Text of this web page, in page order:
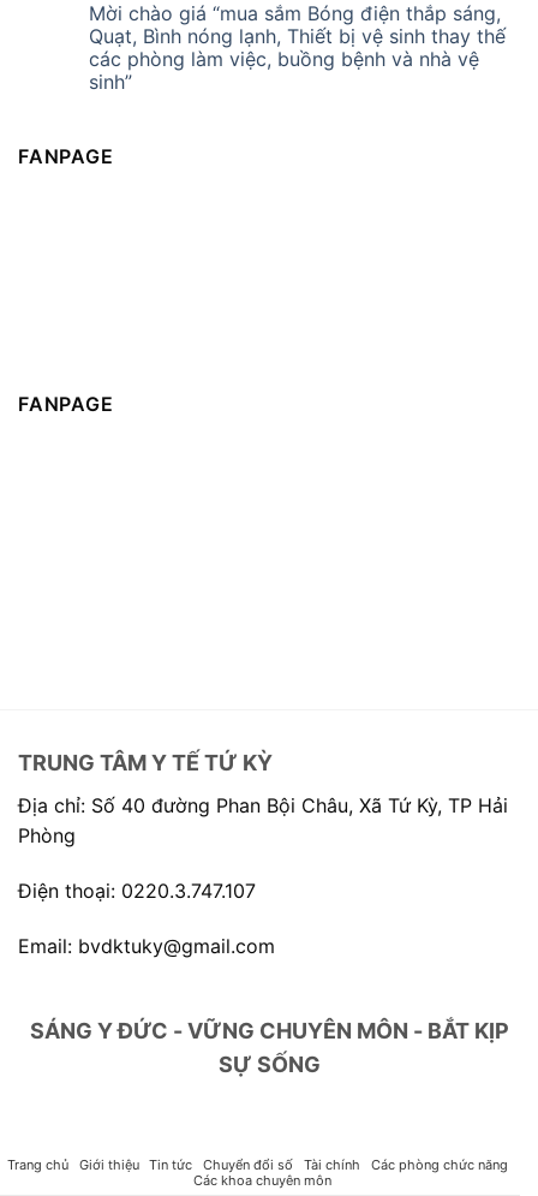
Mời chào giá “mua sắm Bóng điện thắp sáng,
Quạt, Bình nóng lạnh, Thiết bị vệ sinh thay thế
các phòng làm việc, buồng bệnh và nhà vệ
sinh”
FANPAGE
FANPAGE
TRUNG TÂM Y TẾ TỨ KỲ
Địa chỉ: Số 40 đường Phan Bội Châu, Xã Tứ Kỳ, TP Hải
Phòng
Điện thoại: 0220.3.747.107
Email: bvdktuky@gmail.com
SÁNG Y ĐỨC - VỮNG CHUYÊN MÔN - BẮT KỊP
SỰ SỐNG
Trang chủ Giới thiệu Tin tức Chuyển đổi số Tài chính
Các phòng chức năng
Các khoa chuyên môn